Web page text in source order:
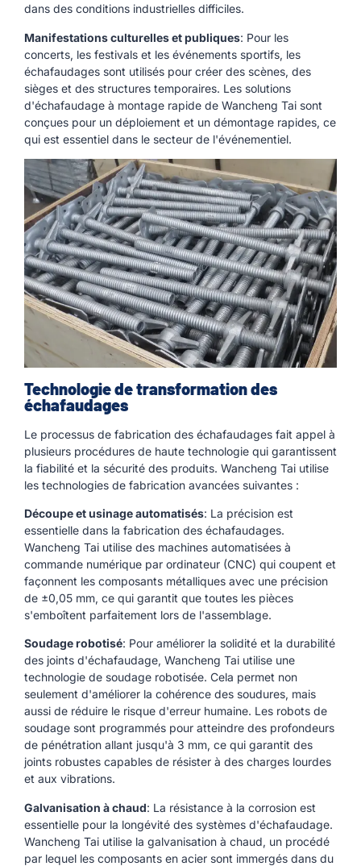
dans des conditions industrielles difficiles.
Manifestations culturelles et publiques: Pour les
concerts, les festivals et les événements sportifs, les
échafaudages sont utilisés pour créer des scènes, des
sièges et des structures temporaires. Les solutions
d'échafaudage à montage rapide de Wancheng Tai sont
conçues pour un déploiement et un démontage rapides, ce
qui est essentiel dans le secteur de l'événementiel.
Technologie de transformation des
échafaudages
Le processus de fabrication des échafaudages fait appel à
plusieurs procédures de haute technologie qui garantissent
la fiabilité et la sécurité des produits. Wancheng Tai utilise
les technologies de fabrication avancées suivantes :
Découpe et usinage automatisés: La précision est
essentielle dans la fabrication des échafaudages.
Wancheng Tai utilise des machines automatisées à
commande numérique par ordinateur (CNC) qui coupent et
façonnent les composants métalliques avec une précision
de ±0,05 mm, ce qui garantit que toutes les pièces
s'emboîtent parfaitement lors de l'assemblage.
Soudage robotisé: Pour améliorer la solidité et la durabilité
des joints d'échafaudage, Wancheng Tai utilise une
technologie de soudage robotisée. Cela permet non
seulement d'améliorer la cohérence des soudures, mais
aussi de réduire le risque d'erreur humaine. Les robots de
soudage sont programmés pour atteindre des profondeurs
de pénétration allant jusqu'à 3 mm, ce qui garantit des
joints robustes capables de résister à des charges lourdes
et aux vibrations.
Galvanisation à chaud: La résistance à la corrosion est
essentielle pour la longévité des systèmes d'échafaudage.
Wancheng Tai utilise la galvanisation à chaud, un procédé
par lequel les composants en acier sont immergés dans du